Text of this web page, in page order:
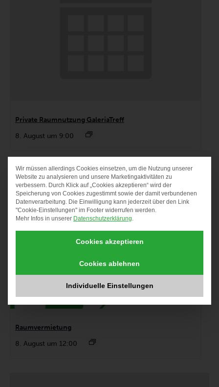
Private Raumnutzung GaleriaTreff
8. August um 9:00
Raumvermietung
8. August um 12:00
DATENSCHUTZ-
Wir müssen allerdings Cookies einsetzen, um die Nutzung unserer
Website zu analysieren und unsere Marketingaktivitäten zu
verbessern. Durch Klick auf „Cookies akzeptieren“ wird der
Speicherung von Cookies zugestimmt sowie der damit verbundenen
Datenverarbeitung. Die Einwilligung kann jederzeit über den Link
"Cookie-Einstellungen" im Footer widerrufen werden.
Mehr Infos in unserer Datenschutzerklärung
Cookies akzeptieren
Cookies ablehnen
Individuelle Einstellungen